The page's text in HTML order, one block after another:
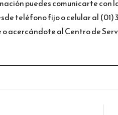
puedes comunicarte con
teléfono fijo o celular al
o acercándote al Centro de